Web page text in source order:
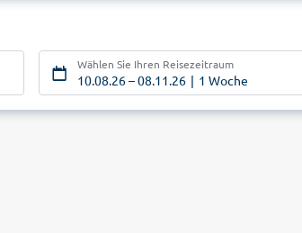
Wählen Sie Ihren Reisezeitraum
10.08.26–08.11.26 1 Woche